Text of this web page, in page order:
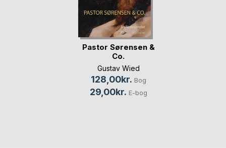
Pastor Sørensen &
Co.
Gustav Wied
128,00kr. Bog
29,00kr. E-bog